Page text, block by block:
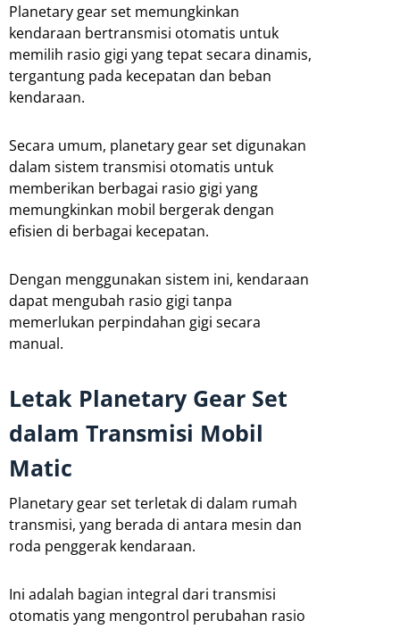
Planetary gear set memungkinkan
kendaraan bertransmisi otomatis untuk
memilih rasio gigi yang tepat secara dinamis,
tergantung pada kecepatan dan beban
kendaraan.
Secara umum, planetary gear set digunakan
dalam sistem transmisi otomatis untuk
memberikan berbagai rasio gigi yang
memungkinkan mobil bergerak dengan
efisien di berbagai kecepatan.
Dengan menggunakan sistem ini, kendaraan
dapat mengubah rasio gigi tanpa
memerlukan perpindahan gigi secara
manual.
Letak Planetary Gear Set
dalam Transmisi Mobil
Matic
Planetary gear set terletak di dalam rumah
transmisi, yang berada di antara mesin dan
roda penggerak kendaraan.
Ini adalah bagian integral dari transmisi
otomatis yang mengontrol perubahan rasio